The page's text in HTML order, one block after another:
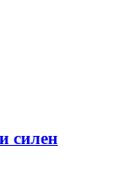
силен